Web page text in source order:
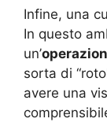
Infine, una
In questo
un’
sorta di
avere una